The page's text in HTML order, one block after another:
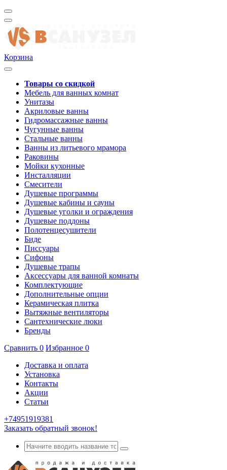
Корзина
Товары со скидкой
Мебель для ванных комнат
Унитазы
Акриловые ванны
Гидромассажные ванны
Чугунные ванны
Стальные ванны
Ванны из литьевого мрамора
Раковины
Мойки кухонные
Инсталляции
Смесители
Душевые программы
Душевые кабины и сауны
Душевые уголки и ограждения
Душевые поддоны
Полотенцесушители
Биде
Писсуары
Сифоны
Душевые трапы
Аксессуары для ванной комнаты
Комплектующие
Дополнительные опции
Керамическая плитка
Вытяжные вентиляторы
Сантехнические люки
Бренды
Сравнить 0 Избранное 0
Доставка и оплата
Установка
Контакты
Акции
Статьи
+74951919381
Заказать обратный звонок!